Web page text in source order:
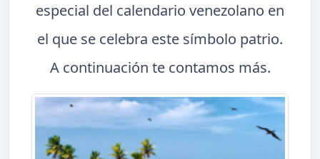
especial del calendario venezolano en
el que se celebra este símbolo patrio.
A continuación te contamos más.